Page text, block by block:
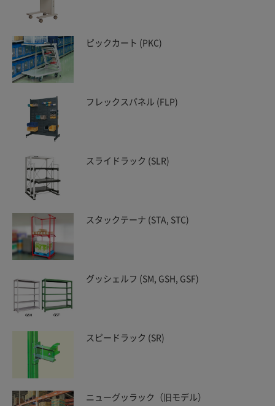
ピックカート (PKC)
フレックスパネル (FLP)
スライドラック (SLR)
スタックテーナ (STA, STC)
グッシェルフ (SM, GSH, GSF)
スピードラック (SR)
ニューグッラック（旧モデル）